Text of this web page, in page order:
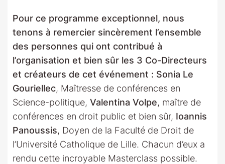
Pour ce programme exceptionnel, nous
tenons à remercier sincèrement l’ensemble
des personnes qui ont contribué à
l’organisation et bien sûr les 3 Co-Directeurs
et créateurs de cet événement : Sonia Le
Gouriellec, Maîtresse de conférences en
Science-politique, Valentina Volpe, maître de
conférences en droit public et bien sûr, Ioannis
Panoussis, Doyen de la Faculté de Droit de
l’Université Catholique de Lille. Chacun d’eux a
rendu cette incroyable Masterclass possible.